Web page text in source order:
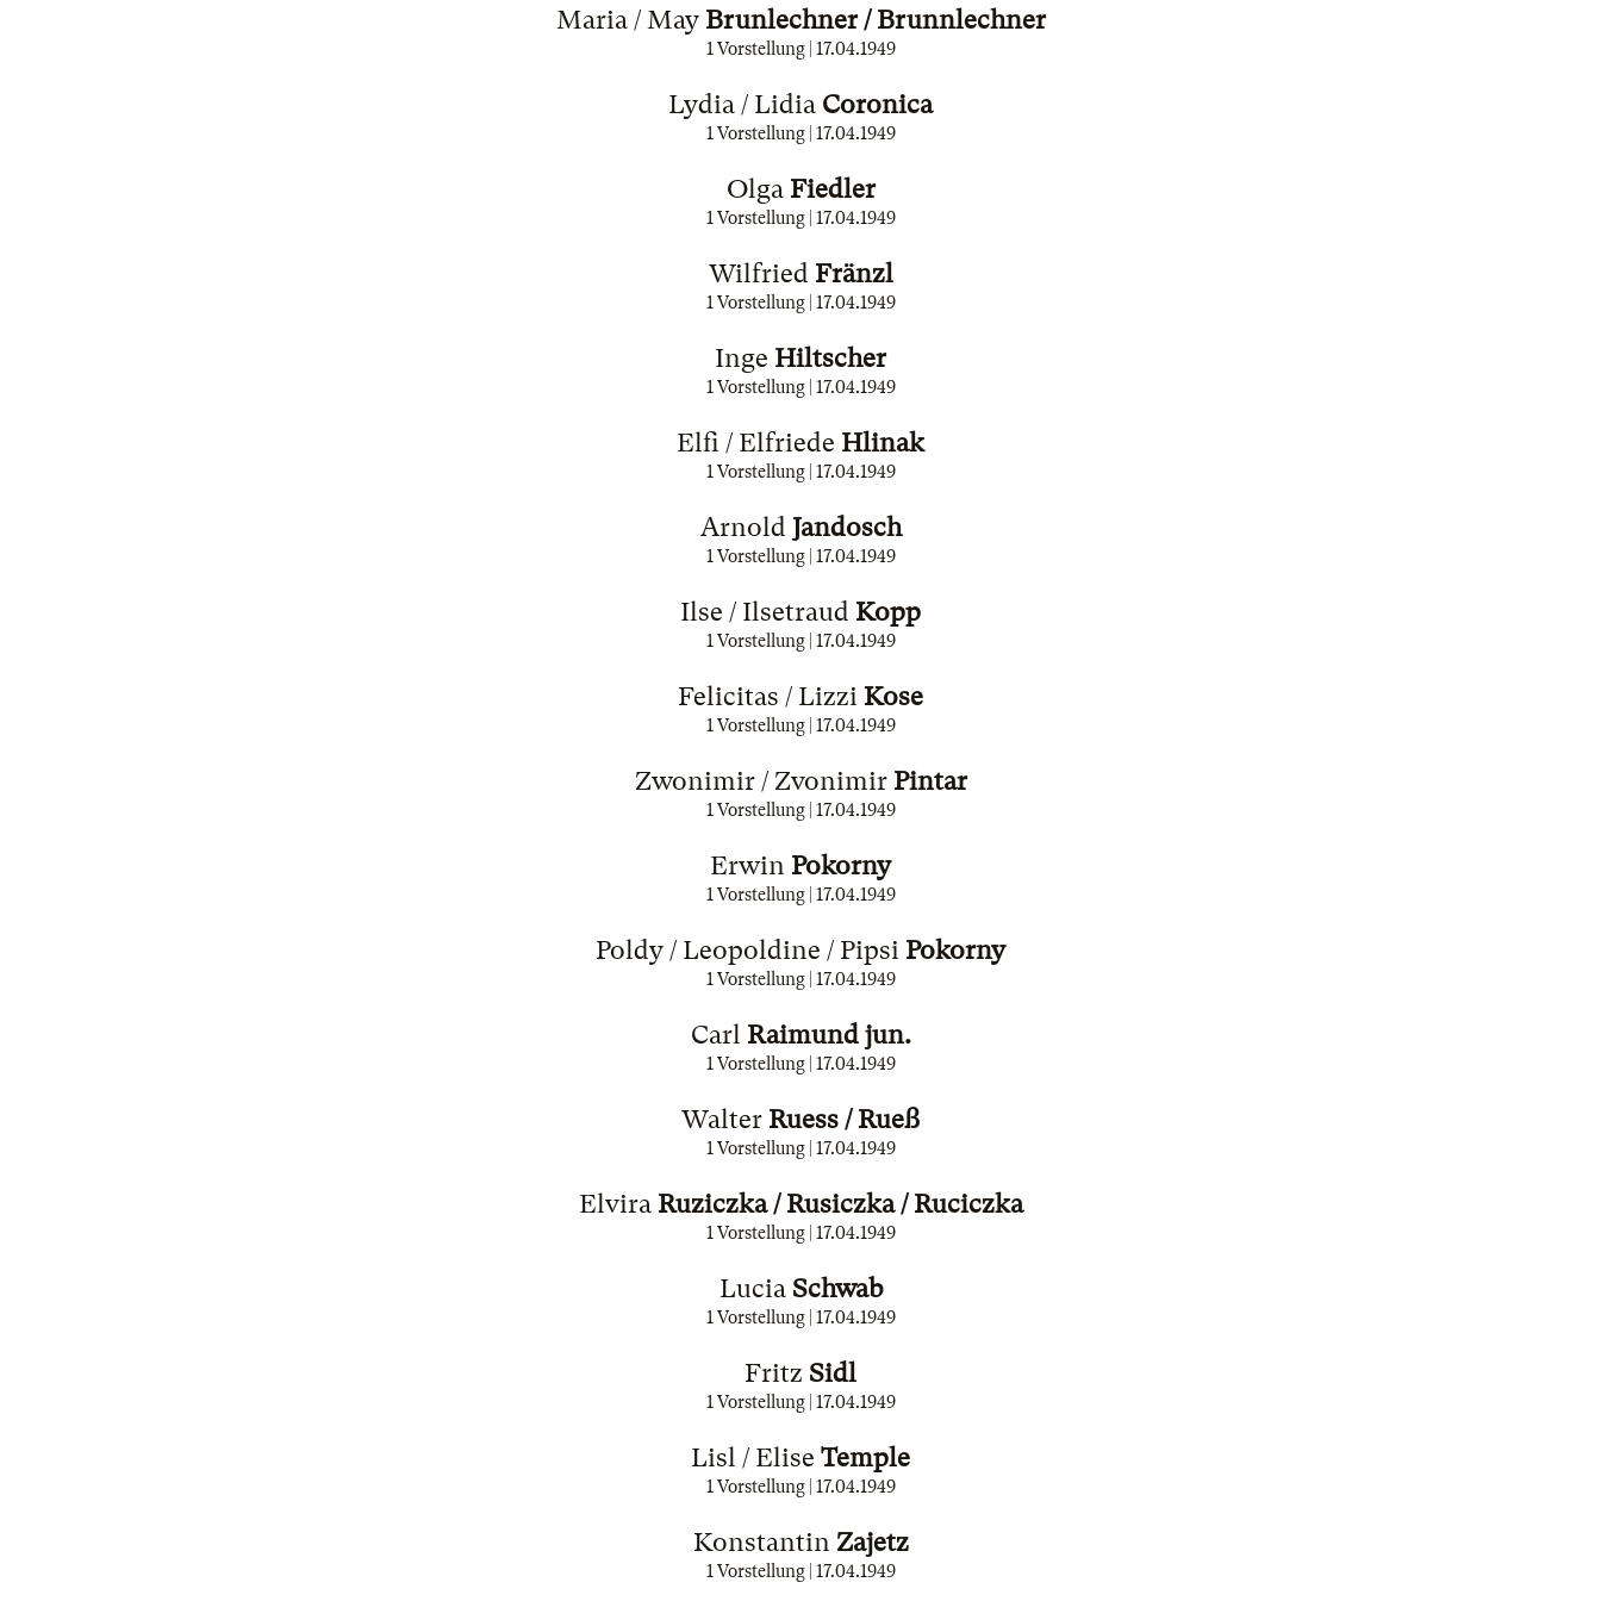
Maria / May Brunlechner / Brunnlechner
1 Vorstellung | 17.04.1949
Lydia / Lidia Coronica
1 Vorstellung | 17.04.1949
Olga Fiedler
1 Vorstellung | 17.04.1949
Wilfried Fränzl
1 Vorstellung | 17.04.1949
Inge Hiltscher
1 Vorstellung | 17.04.1949
Elfi / Elfriede Hlinak
1 Vorstellung | 17.04.1949
Arnold Jandosch
1 Vorstellung | 17.04.1949
Ilse / Ilsetraud Kopp
1 Vorstellung | 17.04.1949
Felicitas / Lizzi Kose
1 Vorstellung | 17.04.1949
Zwonimir / Zvonimir Pintar
1 Vorstellung | 17.04.1949
Erwin Pokorny
1 Vorstellung | 17.04.1949
Poldy / Leopoldine / Pipsi Pokorny
1 Vorstellung | 17.04.1949
Carl Raimund jun.
1 Vorstellung | 17.04.1949
Walter Ruess / Rueß
1 Vorstellung | 17.04.1949
Elvira Ruziczka / Rusiczka / Ruciczka
1 Vorstellung | 17.04.1949
Lucia Schwab
1 Vorstellung | 17.04.1949
Fritz Sidl
1 Vorstellung | 17.04.1949
Lisl / Elise Temple
1 Vorstellung | 17.04.1949
Konstantin Zajetz
1 Vorstellung | 17.04.1949